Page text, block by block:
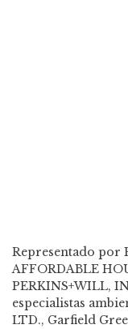
Representado por
AFFORDABLE
PERKINS+WILL,
especialistas
LTD., Garfield